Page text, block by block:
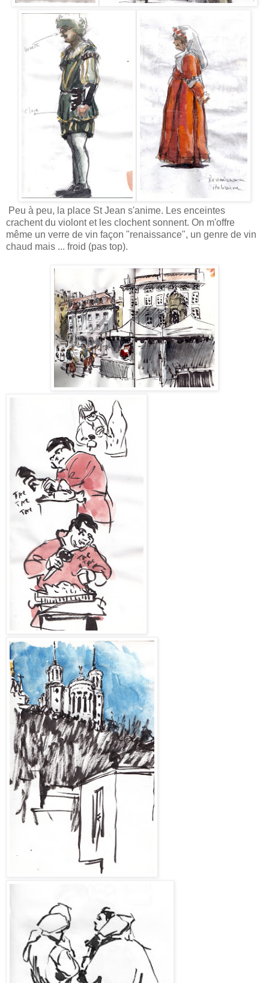
Peu à peu, la place St Jean s'anime. Les enceintes
crachent du violont et les clochent sonnent. On m'offre
même un verre de vin façon "renaissance", un genre de vin
chaud mais ... froid (pas top).